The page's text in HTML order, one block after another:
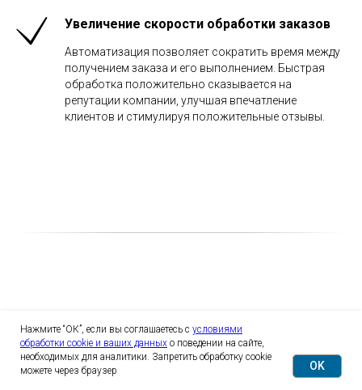
Увеличение скорости обработки заказов
Автоматизация позволяет сократить время между
получением заказа и его выполнением. Быстрая
обработка положительно сказывается на
репутации компании, улучшая впечатление
клиентов и стимулируя положительные отзывы.
Что в итоге
В статье мы рассмотрели интеграции только в
Нажмите “ОК”, если вы соглашаетесь с условиями
обработки cookie и ваших данных о поведении на сайте,
необходимых для аналитики. Запретить обработку cookie
можете через браузер
OK